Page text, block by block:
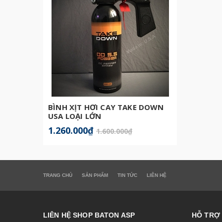
BÌNH XỊT HƠI CAY TAKE DOWN
USA LOẠI LỚN
1.260.000₫ 1.600.000₫
TRANG CHỦ SẢN PHẨM TIN TỨC LIÊN HỆ
LIÊN HỆ SHOP BATON ASP HỖ TRỢ